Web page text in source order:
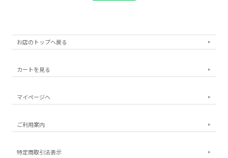
お店のトップへ戻る
カートを見る
マイページへ
ご利用案内
特定商取引法表示